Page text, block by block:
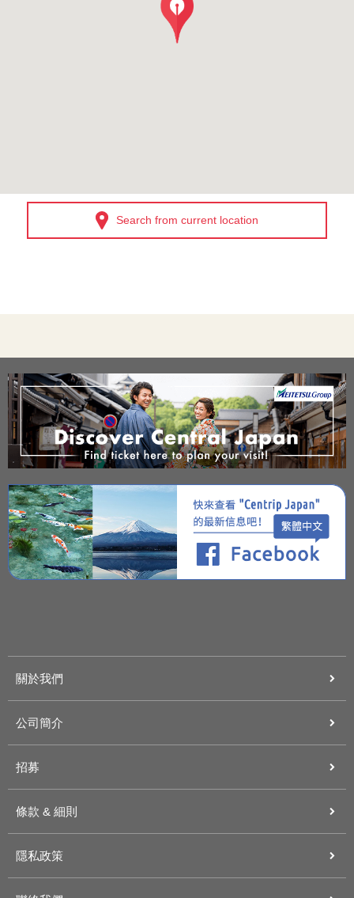
Search from current location
關於我們
公司簡介
招募
條款 & 細則
隱私政策